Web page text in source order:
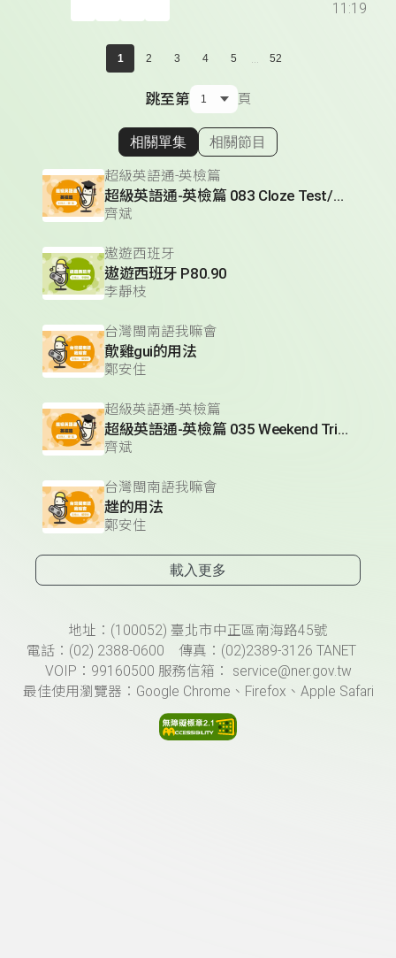
11:19
1 2 3 4 5 ... 52
跳至第 頁
顯示相關單集
相關單集 相關節目
超級英語通-英檢篇
超級英語通-英檢篇 083 Cloze Test/段落填空-13
齊斌
遨遊西班牙
遨遊西班牙 P80.90
李靜枝
台灣閩南語我嘛會
歕雞gui的用法
鄭安住
超級英語通-英檢篇
超級英語通-英檢篇 035 Weekend Trip- 週末旅遊
齊斌
台灣閩南語我嘛會
趖的用法
鄭安住
載入更多
頁尾資訊地址：(100052) 臺北市中正區南海路45號
電話：(02) 2388-0600 傳真：(02)2389-3126 TANET
VOIP：99160500 服務信箱： service@ner.gov.tw
最佳使用瀏覽器：Google Chrome、Firefox、Apple Safari